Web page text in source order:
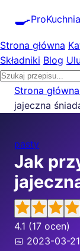
🍳ProKuchnia
Strona główna
Składniki Blog
Strona główna
jajeczna
pasty
Jak
4.1 (17 ocen)
📅 2023-03-21